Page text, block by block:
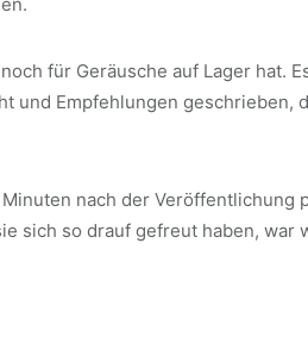
für Geräusche auf Lager hat.
Empfehlungen geschrieben,
nach der Veröffentlichung
sich so drauf gefreut haben, war